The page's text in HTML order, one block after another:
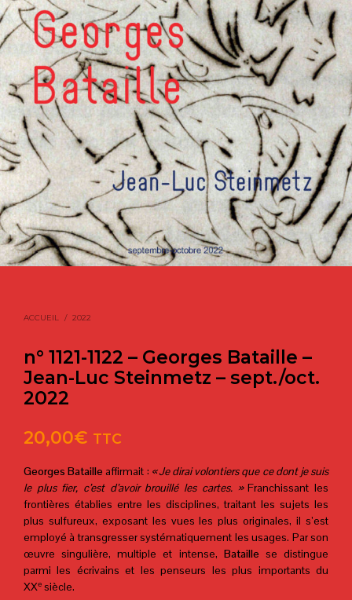
ACCUEIL / 2022
n° 1121-1122 – Georges Bataille –
Jean-Luc Steinmetz – sept./oct.
2022
20,00€ TTC
Georges Bataille affirmait : « Je dirai volontiers que ce dont je suis
le plus fier, c’est d’avoir brouillé les cartes. »Franchissant les
frontières établies entre les disciplines, traitant les sujets les
plus sulfureux, exposant les vues les plus originales, il s’est
employé à transgresser systématiquement les usages. Par son
œuvre singulière, multiple et intense, Bataille se distingue
parmi les écrivains et les penseurs les plus importants du
XXe siècle.